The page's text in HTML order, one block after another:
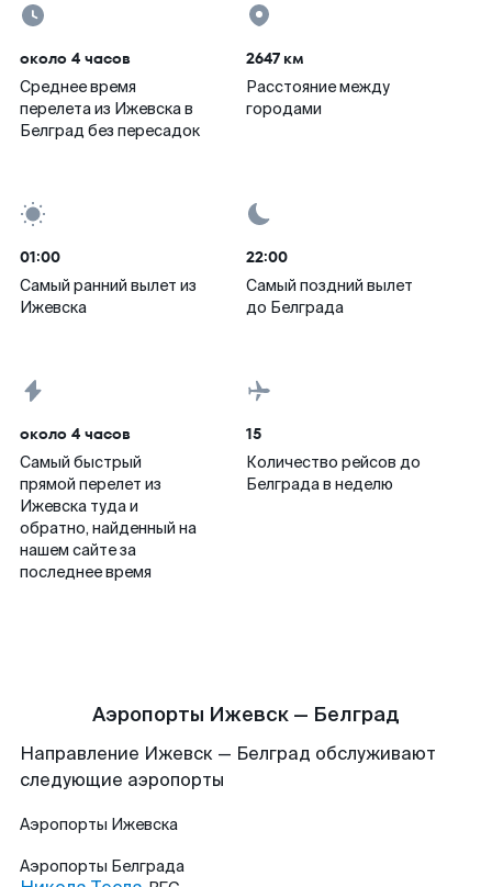
около 4 часов
Среднее время
перелета из Ижевска в
Белград без пересадок
2647 км
Расстояние между
городами
01:00
Самый ранний вылет из
Ижевска
22:00
Самый поздний вылет
до Белграда
около 4 часов
Самый быстрый
прямой перелет из
Ижевска туда и
обратно, найденный на
нашем сайте за
последнее время
15
Количество рейсов до
Белграда в неделю
Аэропорты Ижевск — Белград
Направление Ижевск — Белград обслуживают
следующие аэропорты
Аэропорты Ижевска
Аэропорты Белграда